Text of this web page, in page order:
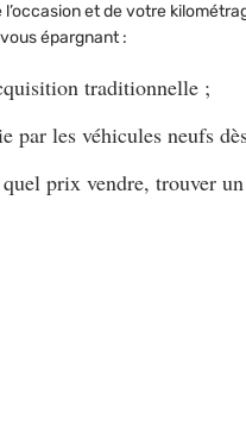
et de votre
épargnant :
traditionnelle ;
les véhicules neufs
quel prix vendre, trouver